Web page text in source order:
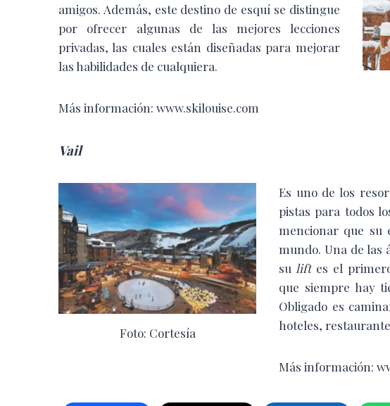
amigos. Además, este destino de esquí se distingue
por ofrecer algunas de las mejores lecciones
privadas, las cuales están diseñadas para mejorar
las habilidades de cualquiera.
Más información: www.skilouise.com
Vail
Foto: Cortesía
Es uno de los
pistas para todos
mencionar que su
mundo. Una de las
su liftes el
que siempre hay
Obligado es
hoteles,
Más información: